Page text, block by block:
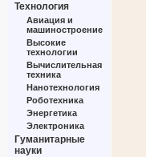
Технология
Авиация и
машиностроение
Высокие
технологии
Вычислительная
техника
Нанотехнология
Роботехника
Энергетика
Электроника
Гуманитарные
науки